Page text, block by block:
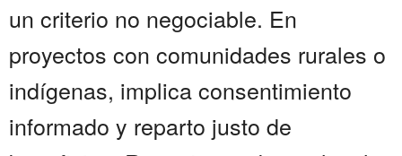
un criterio no negociable. En
proyectos con comunidades rurales o
indígenas, implica consentimiento
informado y reparto justo de